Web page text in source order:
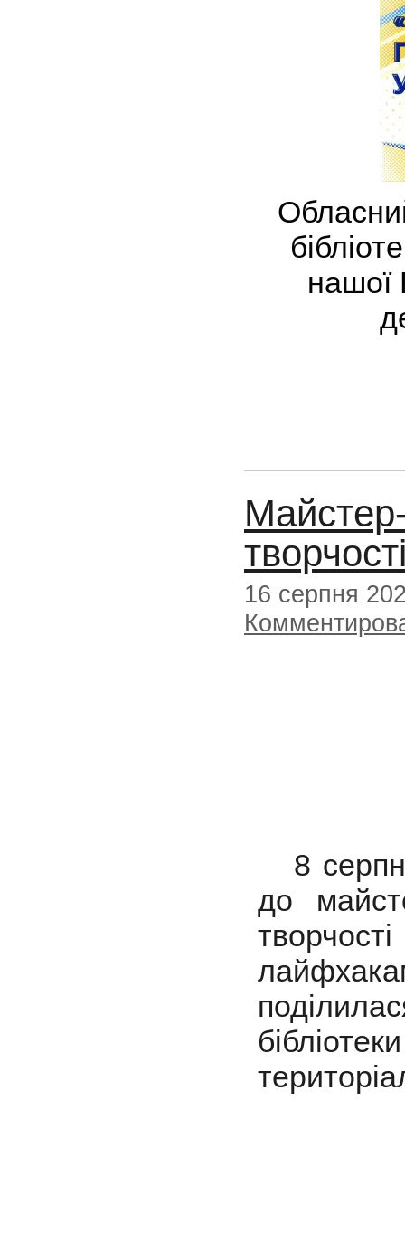
нашої
16 серпня
8
до